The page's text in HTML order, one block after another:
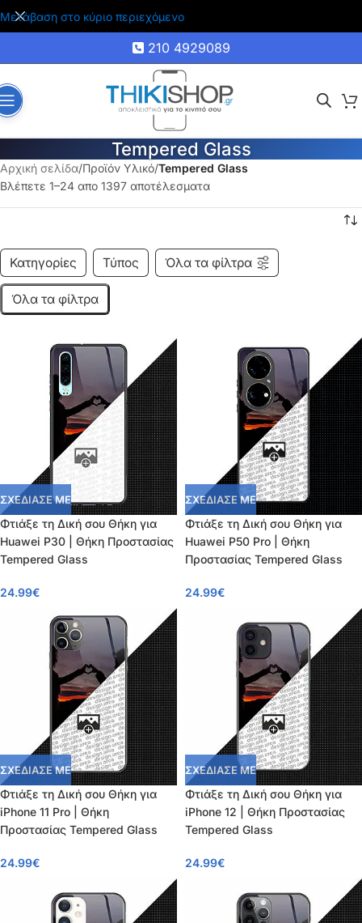
Μετάβαση στο κύριο περιεχόμενο
🚚 Δωρεάν μεταφορικά για αγορές άνω των 35€
210 4929089
Tempered Glass
Αρχική σελίδα/Προϊόν Υλικό/Tempered Glass
Βλέπετε 1–24 απο 1397 αποτέλεσματα
Κατηγορίες Τύπος Όλα τα φίλτρα
Όλα τα φίλτρα
ΣΧΕΔΙΑΣΕ ΜΕ
Φτιάξε τη Δική σου Θήκη για
Huawei P30 | Θήκη Προστασίας
Tempered Glass
24.99€
ΣΧΕΔΙΑΣΕ ΜΕ
Φτιάξε τη Δική σου Θήκη για
Huawei P50 Pro | Θήκη
Προστασίας Tempered Glass
24.99€
ΣΧΕΔΙΑΣΕ ΜΕ
Φτιάξε τη Δική σου Θήκη για
iPhone 11 Pro | Θήκη
Προστασίας Tempered Glass
24.99€
ΣΧΕΔΙΑΣΕ ΜΕ
Φτιάξε τη Δική σου Θήκη για
iPhone 12 | Θήκη Προστασίας
Tempered Glass
24.99€